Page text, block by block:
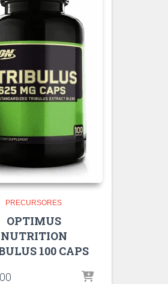
PRECURSORES
OPTIMUS
NUTRITION
100 CAPS